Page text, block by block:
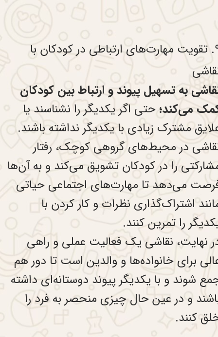
۹. تقویت مهارت‌های ارتباطی در کودکان با
به تسهیل پیوند و ارتباط بین کودکان
می‌کند؛ حتی اگر یکدیگر را نشناسند یا
مشترک زیادی با یکدیگر نداشته باشند.
در محیط‌های گروهی کوچک، رفتار
را در کودکان تشویق می‌کند و به آن‌ها
می‌دهد تا مهارت‌های اجتماعی حیاتی
اشتراک‌گذاری نظرات و کار کردن با
را تمرین کنند.
نهایت، نقاشی یک فعالیت عملی و راهی
برای خانواده‌ها و والدین است تا دور هم
شوند و با یکدیگر پیوند دوستانه‌ای داشته
و در عین حال چیزی منحصر به فرد را
کنند.